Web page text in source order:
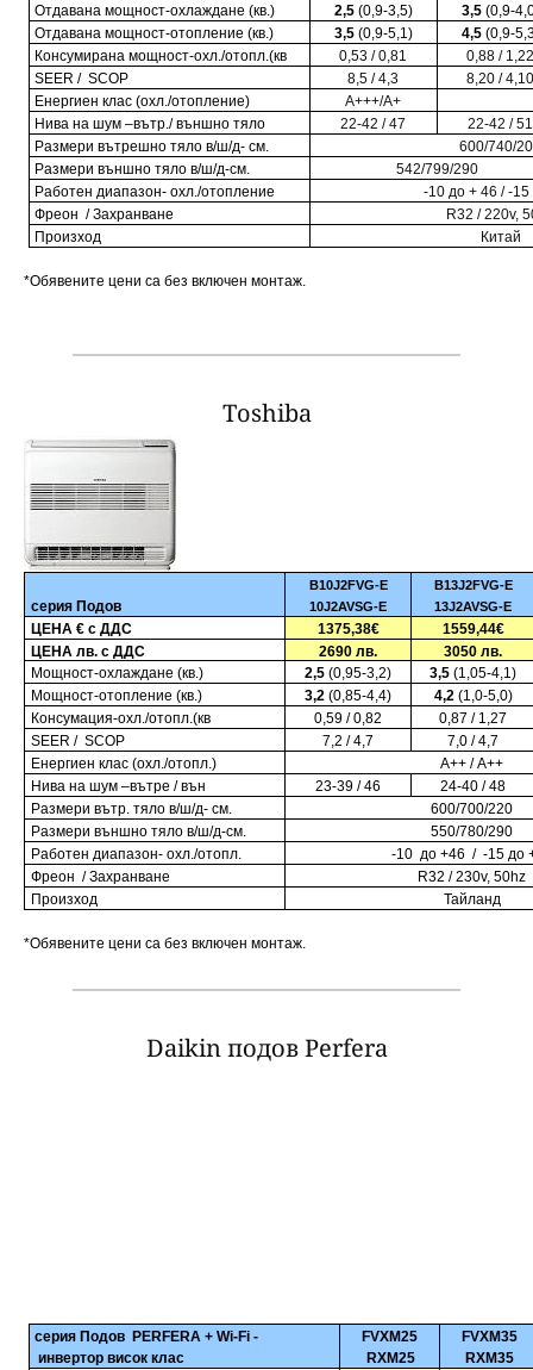
Отдавана мощност-охлаждане (кв.) 2,5 (0,9-3,5) 3,5 (0,9-
Отдавана мощност-отопление (кв.)
3,5 (0,9-5,1) 4,5 (0,9-
Консумирана мощност-охл./отопл.(кв
0,53 / 0,81 0,88 /
SEER /SCOP 8,5 / 4,3
8,20 /
Енергиен клас (охл./отопление)
А+++/А+
Нива на шум –вътр./ външно тяло
22-42 / 47
22-42 / 51
Размери вътрешно тяло в/ш/д- см.
600/740/
Размери външно тяло в/ш/д-см.
542/799/290
Работен диапазон- охл./отопление
-10 до + 46 / -15
Фреон /Захранване R32 /220v,
Произход
Китай
*Обявените цени са без включен монтаж.
Тoshiba
серия Подов
B10J2FVG-E
10J2AVSG-E
B13J2FVG-E
13J2AVSG-E
ЦЕНА €с ДДС 1375,38€
1559,44€
ЦЕНА лв. с ДДС
2690 лв. 3050 лв.
Мощност-охлаждане (кв.)
2,5 (0,95-3,2) 3,5 (1,05-4,1)
Мощност-отопление (кв.)
3,2 (0,85-4,4) 4,2(1,0-5,0)
Консумация-охл./отопл.(кв
0,59 / 0,82 0,87 / 1,27
SEER / SCOP 7,2 / 4,7
7,0 / 4,7
Енергиен клас (охл./отопл.)
А++ / А++
Нива на шум –вътре / вън
23-39 / 46
24-40 / 48
Размери вътр. тяло в/ш/д- см.
600/700/220
Размери външно тяло в/ш/д-см.
550/780/290
Работен диапазон- охл./отопл. -10 до +46 / -15 до
Фреон /Захранване R32 /230v, 50hz
Произход
Тайланд
*Обявените цени са без включен монтаж.
Daikin подов Perfera
серия Подов PERFERA +Wi-Fi-
инвертор висок клас
FVXМ25
RXM25
FVXМ35
RXM35